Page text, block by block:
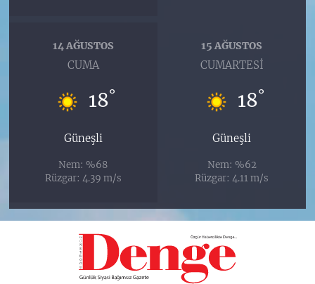
14 AĞUSTOS
CUMA
18°
Güneşli
Nem: %68
Rüzgar: 4.39 m/s
15 AĞUSTOS
CUMARTESI
18°
Güneşli
Nem: %62
Rüzgar: 4.11 m/s